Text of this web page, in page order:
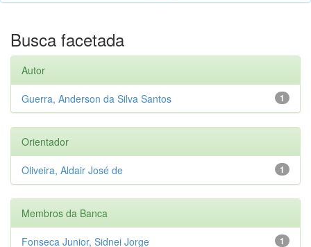
Busca facetada
Autor
1
Guerra, Anderson da Silva Santos
Orientador
1
Oliveira, Aldair José de
Membros da Banca
1
Fonseca Junior, Sidnei Jorge